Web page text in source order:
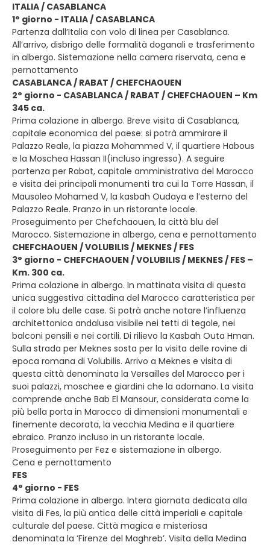
ITALIA / CASABLANCA
1° giorno - ITALIA / CASABLANCA
Partenza dall’Italia con volo di linea per Casablanca.
All’arrivo, disbrigo delle formalità doganali e trasferimento
in albergo. Sistemazione nella camera riservata, cena e
pernottamento
CASABLANCA / RABAT / CHEFCHAOUEN
2° giorno - CASABLANCA / RABAT / CHEFCHAOUEN – Km
345 ca.
Prima colazione in albergo. Breve visita di Casablanca,
capitale economica del paese: si potrà ammirare il
Palazzo Reale, la piazza Mohammed V, il quartiere Habous
e la Moschea Hassan II(incluso ingresso). A seguire
partenza per Rabat, capitale amministrativa del Marocco
e visita dei principali monumenti tra cui la Torre Hassan, il
Mausoleo Mohamed V, la kasbah Oudaya e l’esterno del
Palazzo Reale. Pranzo in un ristorante locale.
Proseguimento per Chefchaouen, la città blu del
Marocco. Sistemazione in albergo, cena e pernottamento
CHEFCHAOUEN / VOLUBILIS / MEKNES / FES
3° giorno - CHEFCHAOUEN / VOLUBILIS / MEKNES / FES –
Km. 300 ca.
Prima colazione in albergo. In mattinata visita di questa
unica suggestiva cittadina del Marocco caratteristica per
il colore blu delle case. Si potrà anche notare l’influenza
architettonica andalusa visibile nei tetti di tegole, nei
balconi pensili e nei cortili. Di rilievo la Kasbah Outa Hman.
Sulla strada per Meknes sosta per la visita delle rovine di
epoca romana di Volubilis. Arrivo a Meknes e visita di
questa città denominata la Versailles del Marocco per i
suoi palazzi, moschee e giardini che la adornano. La visita
comprende anche Bab El Mansour, considerata come la
più bella porta in Marocco di dimensioni monumentali e
finemente decorata, la vecchia Medina e il quartiere
ebraico. Pranzo incluso in un ristorante locale.
Proseguimento per Fez e sistemazione in albergo.
Cena e pernottamento
FES
4° giorno - FES
Prima colazione in albergo. Intera giornata dedicata alla
visita di Fes, la più antica delle città imperiali e capitale
culturale del paese. Città magica e misteriosa
denominata la ‘Firenze del Maghreb’. Visita della Medina